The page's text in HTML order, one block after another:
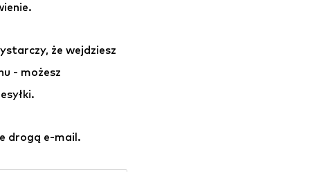
że wejdziesz
- możesz
drogą e-mail.